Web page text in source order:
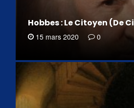
Hobbes : Le Citoyen (De
15 mars 2020 0